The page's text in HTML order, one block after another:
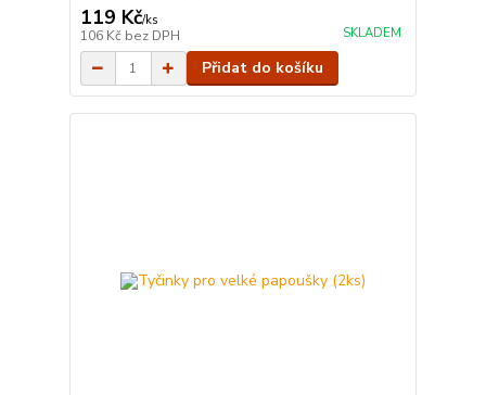
119 Kč/ks
106 Kč bez DPH SKLADEM
Přidat do košíku